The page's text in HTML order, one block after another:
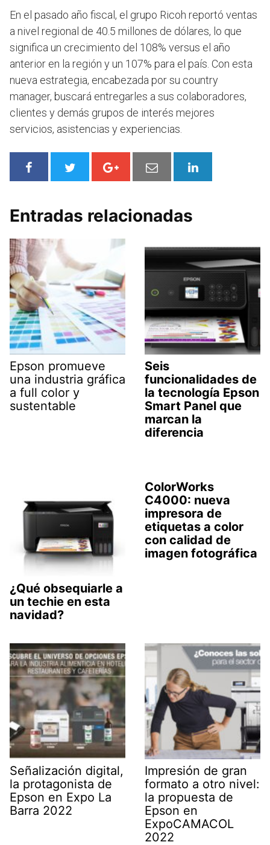
En el pasado año fiscal, el grupo Ricoh reportó ventas
a nivel regional de 40.5 millones de dólares, lo que
significa un crecimiento del 108% versus el año
anterior en la región y un 107% para el país. Con esta
nueva estrategia, encabezada por su country
manager, buscará entregarles a sus colaboradores,
clientes y demás grupos de interés mejores
servicios, asistencias y experiencias.
Entradas relacionadas
Epson promueve
una industria gráfica
a full color y
sustentable
Seis
funcionalidades de
la tecnología Epson
Smart Panel que
marcan la
diferencia
¿Qué obsequiarle a
un techie en esta
navidad?
ColorWorks
C4000: nueva
impresora de
etiquetas a color
con calidad de
imagen fotográfica
Señalización digital,
la protagonista de
Epson en Expo La
Barra 2022
Impresión de gran
formato a otro nivel:
la propuesta de
Epson en
ExpoCAMACOL
2022